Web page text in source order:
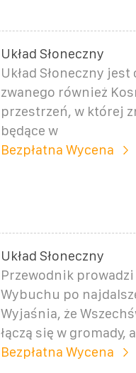
Układ Słoneczny
Układ Słoneczny
zwanego również
przestrzeń, w której
będące w
Bezpłatna Wycena
Układ Słoneczny
Przewodnik
Wybuchu po
Wyjaśnia, że
łączą się w
Bezpłatna Wycena